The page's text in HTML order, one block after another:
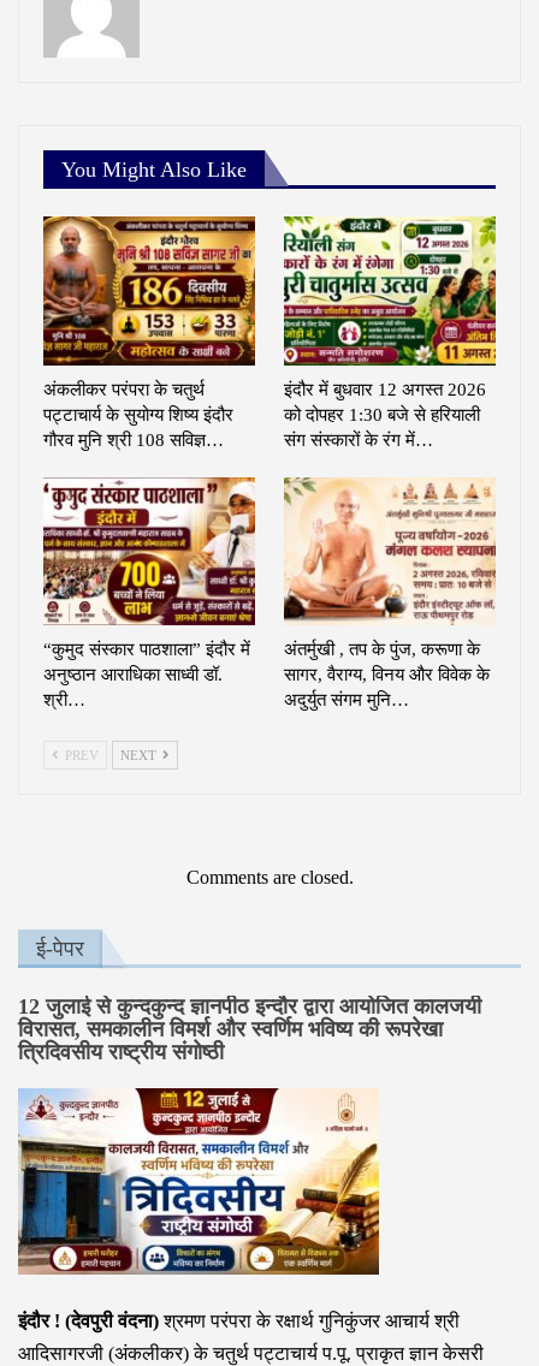
You Might Also Like
अंकलीकर परंपरा के चतुर्थ
पट्टाचार्य के सुयोग्य शिष्य इंदौर
गौरव मुनि श्री 108 सविज्ञ…
इंदौर में बुधवार 12 अगस्त 2026
को दोपहर 1:30 बजे से हरियाली
संग संस्कारों के रंग में…
“कुमुद संस्कार पाठशाला” इंदौर में
अनुष्ठान आराधिका साध्वी डॉ.
श्री…
अंतर्मुखी , तप के पुंज, करूणा के
सागर, वैराग्य, विनय और विवेक के
अदुर्युत संगम मुनि…
PREV NEXT
Comments are closed.
ई-पेपर
12 जुलाई से कुन्दकुन्द ज्ञानपीठ इन्दौर द्वारा आयोजित कालजयी
विरासत, समकालीन विमर्श और स्वर्णिम भविष्य की रूपरेखा
त्रिदिवसीय राष्ट्रीय संगोष्ठी
इंदौर ! (देवपुरी वंदना)श्रमण परंपरा के रक्षार्थ गुनिकुंजर आचार्य श्री
आदिसागरजी (अंकलीकर) के चतुर्थ पट्टाचार्य प.पू. प्राकृत ज्ञान केसरी